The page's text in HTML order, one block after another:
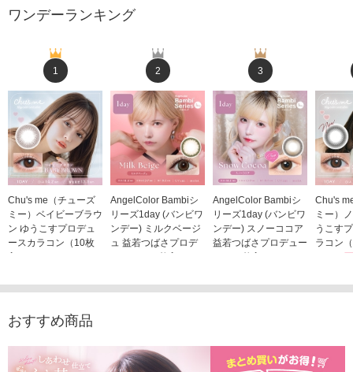
ワンデーランキング
1
Chu's me（チューズ
ミー）ベイビーブラウ
ン ゆうこすプロデュ
ースカラコン（10枚
入り）
2
AngelColor Bambiシ
リーズ1day (バンビワ
ンデー) ミルクベージ
ュ 益若つばさプロデ
ュース（10枚入り）
3
AngelColor Bambiシ
リーズ1day (バンビワ
ンデー) スノーココア
益若つばさプロデュー
ス（10枚入り）
Chu's
ミー）
うこす
ラコン
おすすめ商品